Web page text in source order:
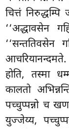
चित्तं
‘‘अद्धावसेन
‘‘सन्ततिवसेन
होति, तस्मा
कालतो
पच्चुप्पन्नो च
युज्जेय्य,